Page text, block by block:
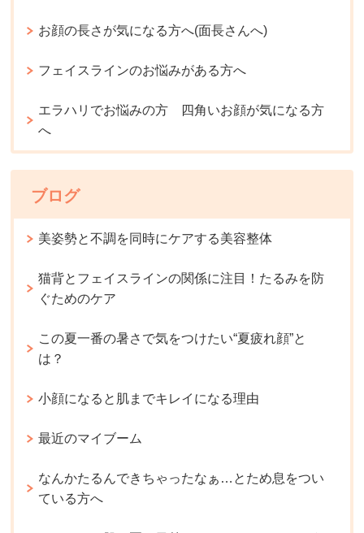
お顔の長さが気になる方へ(面長さんへ)
フェイスラインのお悩みがある方へ
エラハリでお悩みの方 四角いお顔が気になる方
へ
ブログ
美姿勢と不調を同時にケアする美容整体
猫背とフェイスラインの関係に注目！たるみを防
ぐためのケア
この夏一番の暑さで気をつけたい“夏疲れ顔”と
は？
小顔になると肌までキレイになる理由
最近のマイブーム
なんかたるんできちゃったなぁ…とため息をつい
ている方へ